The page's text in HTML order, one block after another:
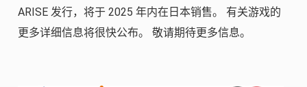
ARISE 发行，将于 2025 年内在日本销售。 有关游戏的
更多详细信息将很快公布。 敬请期待更多信息。